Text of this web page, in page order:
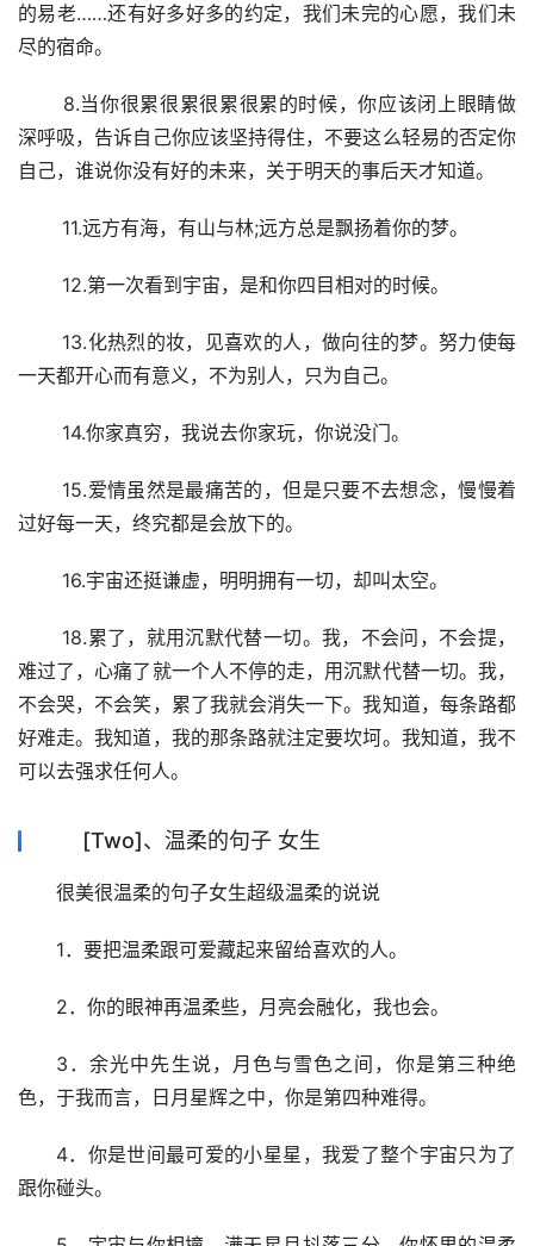
的易老……还有好多好多的约定，我们未完的心愿，我们未
尽的宿命。
深呼吸，告诉自己你应该坚持得住，不要这么轻易的否定你
自己，谁说你没有好的未来，关于明天的事后天才知道。
11.远方有海，有山与林;远方总是飘扬着你的梦。
12.第一次看到宇宙，是和你四目相对的时候。
一天都开心而有意义，不为别人，只为自己。
14.你家真穷，我说去你家玩，你说没门。
过好每一天，终究都是会放下的。
16.宇宙还挺谦虚，明明拥有一切，却叫太空。
难过了，心痛了就一个人不停的走，用沉默代替一切。我，
不会哭，不会笑，累了我就会消失一下。我知道，每条路都
好难走。我知道，我的那条路就注定要坎坷。我知道，我不
可以去强求任何人。
[Two]、温柔的句子 女生
很美很温柔的句子女生超级温柔的说说
1．要把温柔跟可爱藏起来留给喜欢的人。
2．你的眼神再温柔些，月亮会融化，我也会。
3．余光中先生说，月色与雪色之间，你是第三种绝
色，于我而言，日月星辉之中，你是第四种难得。
4．你是世间最可爱的小星星，我爱了整个宇宙只为了
跟你碰头。